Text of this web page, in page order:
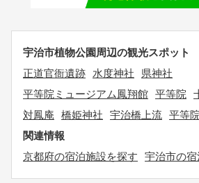
宇治市植物公園周辺の観光スポット
正道官衙遺跡
水度神社
県神社
平等院ミュージアム鳳翔館 平等院
対鳳庵
橋姫神社 宇治橋上流 平等
関連情報
京都府の宿泊施設を探す
宇治市の